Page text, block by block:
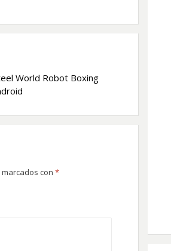
World Robot Boxing
con *